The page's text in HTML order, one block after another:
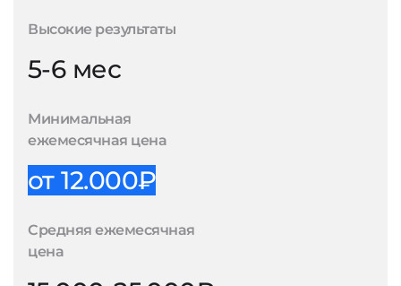
Высокие результаты
5-6 мес
Минимальная
ежемесячная цена
от 12.000₽
Средняя ежемесячная
цена